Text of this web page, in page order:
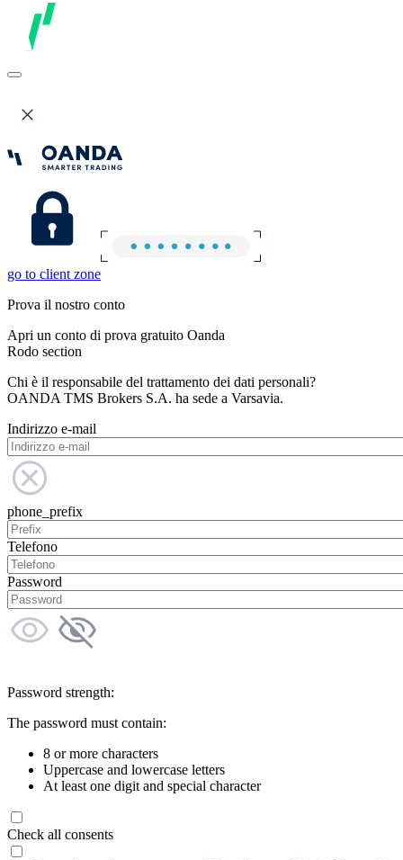
go to client zone
Prova il nostro conto
Apri un conto di prova gratuito Oanda
Rodo section
Chi è il responsabile del trattamento dei dati personali?
OANDA TMS Brokers S.A. ha sede a Varsavia.
Indirizzo e-mail
phone_prefix
Telefono
Password
Password strength:
The password must contain:
8 or more characters
Uppercase and lowercase letters
At least one digit and special character
Check all consents